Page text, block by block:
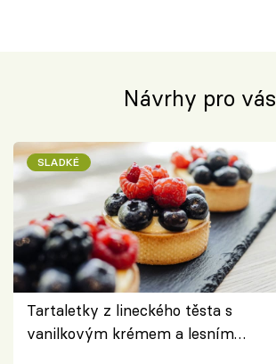
Návrhy pro vás
SLADKÉ
Tartaletky z lineckého těsta s
vanilkovým krémem a lesním